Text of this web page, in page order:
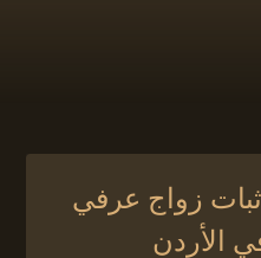
زواج عرفي
الأردن